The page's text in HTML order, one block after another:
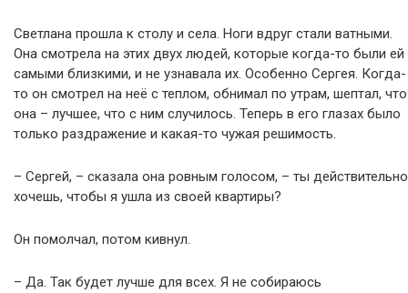
Светлана прошла к столу и села. Ноги вдруг стали ватными.
Она смотрела на этих двух людей, которые когда-то были ей
самыми близкими, и не узнавала их. Особенно Сергея. Когда-
то он смотрел на неё с теплом, обнимал по утрам, шептал, что
она – лучшее, что с ним случилось. Теперь в его глазах было
только раздражение и какая-то чужая решимость.
– Сергей, – сказала она ровным голосом, – ты действительно
хочешь, чтобы я ушла из своей квартиры?
Он помолчал, потом кивнул.
– Да. Так будет лучше для всех. Я не собираюсь